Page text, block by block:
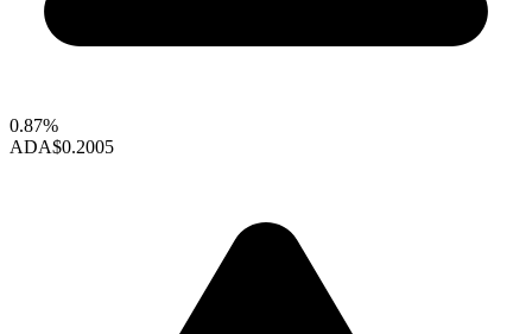
0.87%
ADA$0.2005